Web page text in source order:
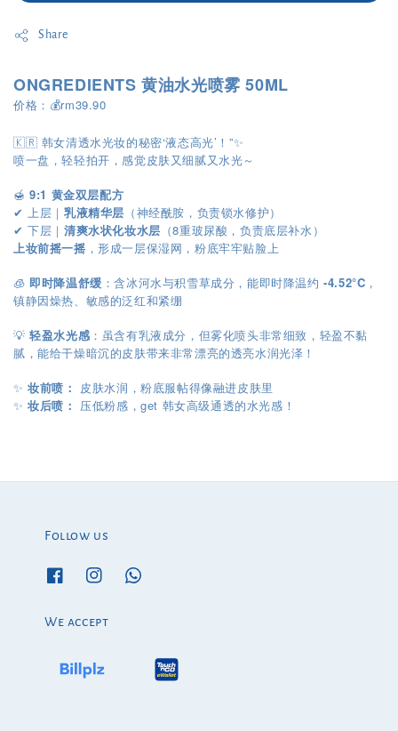
Share
ONGREDIENTS 黄油水光喷雾 50ML
价格：💰rm39.90
🇰🇷 韩女清透水光妆的秘密‘液态高光’！”✨
喷一盘，轻轻拍开，感觉皮肤又细腻又水光～
🍯 9:1 黄金双层配方
✔ 上层｜乳液精华层 （神经酰胺，负责锁水修护）
✔ 下层｜清爽水状化妆水层 （8重玻尿酸，负责底层补水）
上妆前摇一摇 ，形成一层保湿网，粉底牢牢贴脸上
🧊 即时降温舒缓 ：含冰河水与积雪草成分，能即时降温约-4.52°C ，
镇静因燥热、敏感的泛红和紧绷
💡 轻盈水光感 ：虽含有乳液成分，但雾化喷头非常细致，轻盈不黏
腻，能给干燥暗沉的皮肤带来非常漂亮的透亮水润光泽！
✨妆前喷： 皮肤水润，粉底服帖得像融进皮肤里
✨ 妆后喷： 压低粉感，get 韩女高级通透的水光感！
Follow us
We accept